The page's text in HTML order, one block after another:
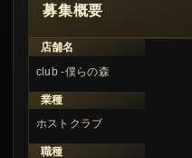
募集概要
店舗名
club -僕らの森
業種
ホストクラブ
職種